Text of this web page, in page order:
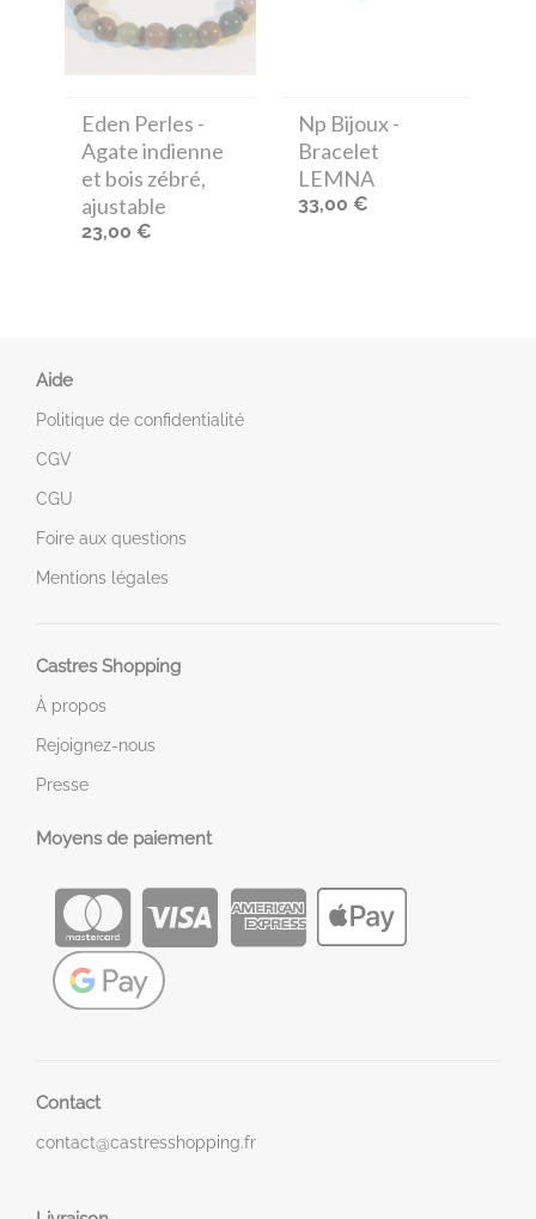
Eden Perles -
Agate indienne
et bois zébré,
ajustable
23,00 €
Np Bijoux-
Bracelet
LEMNA
33,00 €
Aide
Politique de confidentialité
CGV
CGU
Foire aux questions
Mentions légales
Castres Shopping
À propos
Rejoignez-nous
Presse
Moyens de paiement
Contact
contact@castresshopping.fr